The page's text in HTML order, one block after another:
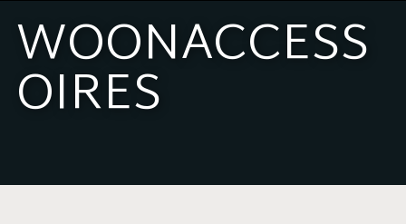
WOONACCESS
OIRES